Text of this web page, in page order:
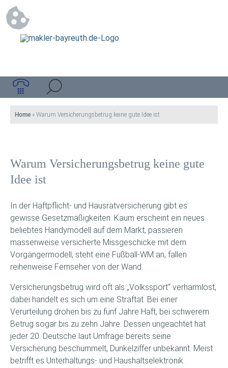
Home » Warum Versicherungsbetrug keine gute Idee ist
Warum Versicherungsbetrug keine gute
Idee ist
In der Haftpflicht- und Hausratversicherung gibt es
gewisse Gesetzmäßigkeiten. Kaum erscheint ein neues
beliebtes Handymodell auf dem Markt, passieren
massenweise versicherte Missgeschicke mit dem
Vorgängermodell; steht eine Fußball-WM an, fallen
reihenweise Fernseher von der Wand.
Versicherungsbetrug wird oft als „Volkssport“ verharmlost,
dabei handelt es sich um eine Straftat. Bei einer
Verurteilung drohen bis zu fünf Jahre Haft, bei schwerem
Betrug sogar bis zu zehn Jahre. Dessen ungeachtet hat
jeder 20. Deutsche laut Umfrage bereits seine
Versicherung beschummelt, Dunkelziffer unbekannt. Meist
betrifft es Unterhaltungs- und Haushaltselektronik.